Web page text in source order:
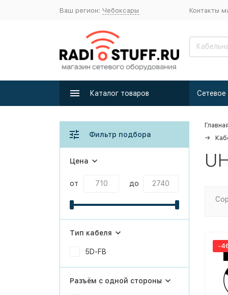
Ваш регион: Чебоксары Контакты
Каталог товаров
-
Фильтр подбора
Цена
от до
Тип кабеля
5D-FB
Разъём с одной стороны